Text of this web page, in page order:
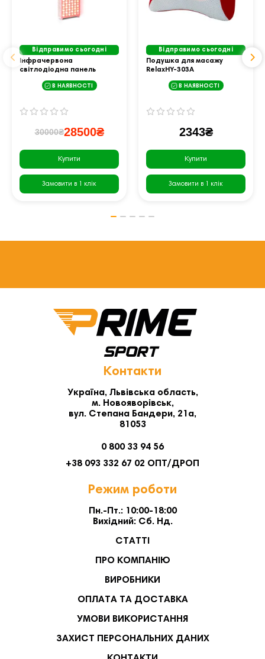
Відправимо сьогодні
Інфрачервона
світлодіодна панель
LED, колір білий
В НАЯВНОСТІ
30000₴28500₴
Купити
Замовити в 1 клік
Відправимо сьогодні
Подушка для масажу
RelaxHY-303A
В НАЯВНОСТІ
2343₴
Купити
Замовити в 1 клік
Контакти
Україна, Львівська область,
м. Новояворівськ,
вул. Степана Бандери, 21а,
81053
0 800 33 94 56
+38 093 332 67 02 ОПТ/ДРОП
Режим роботи
Пн.-Пт.: 10:00-18:00
Вихідний: Сб. Нд.
СТАТТІ
ПРО КОМПАНІЮ
ВИРОБНИКИ
ОПЛАТА ТА ДОСТАВКА
УМОВИ ВИКОРИСТАННЯ
ЗАХИСТ ПЕРСОНАЛЬНИХ ДАНИХ